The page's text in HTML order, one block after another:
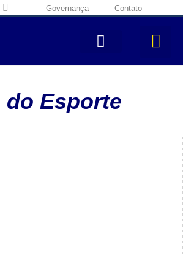
de ferramentas
Governança Contato
Esporte